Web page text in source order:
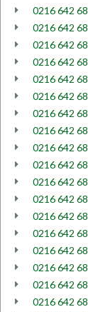
0216 642
0216 642
0216 642
0216 642
0216 642
0216 642
0216 642
0216 642
0216 642
0216 642
0216 642
0216 642
0216 642
0216 642
0216 642
0216 642
0216 642
0216 642